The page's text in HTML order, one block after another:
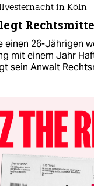
in Köln
einen 26-Jährigen
mit einem Jahr
sein Anwalt